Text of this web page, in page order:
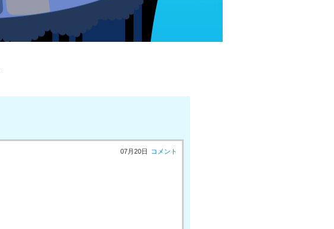
07月20日 コメント